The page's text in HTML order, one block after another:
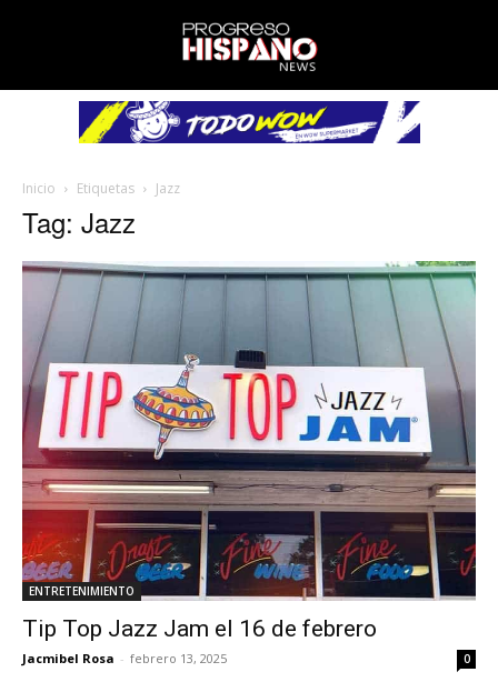
Inicio Etiquetas Jazz
Tag: Jazz
ENTRETENIMIENTO
Tip Top Jazz Jam el 16 de febrero
Jacmibel Rosa - febrero 13, 2025 0